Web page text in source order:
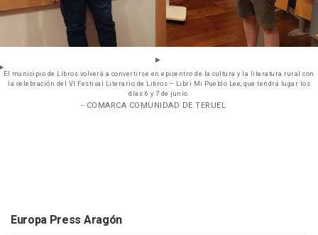
El municipio de Libros volverá a convertirse en epicentro de la cultura y la literatura rural con
la celebración del VI Festival Literario de Libros – Libri Mi Pueblo Lee, que tendrá lugar los
días 6 y 7 de junio.
- COMARCA COMUNIDAD DE TERUEL
Europa Press Aragón